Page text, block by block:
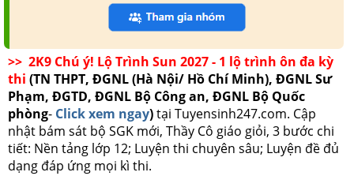
>> 2K9 Chú ý! Lộ Trình Sun 2027 - 1 lộ trình ôn đa kỳ
thi (TN THPT, ĐGNL (Hà Nội/ Hồ Chí Minh), ĐGNL Sư
Phạm, ĐGTD, ĐGNL Bộ Công an, ĐGNL Bộ Quốc
phòng- Click xem ngay)tại Tuyensinh247.com. Cập
nhật bám sát bộ SGK mới, Thầy Cô giáo giỏi, 3 bước chi
tiết: Nền tảng lớp 12; Luyện thi chuyên sâu; Luyện đề đủ
dạng đáp ứng mọi kì thi.